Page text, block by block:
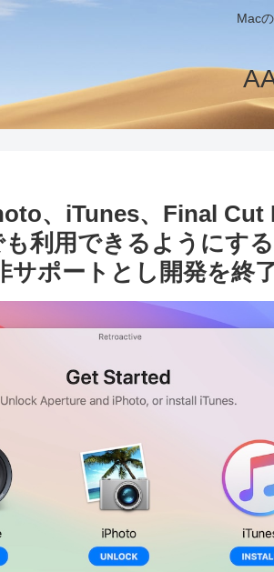
Mac
、iTunes、Final Cut
利用できるようにす
ポートとし開発を終了